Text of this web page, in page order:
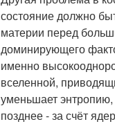
состояние должно
материи перед
доминирующего
именно
вселенной,
уменьшает энтропию,
позднее - за счёт